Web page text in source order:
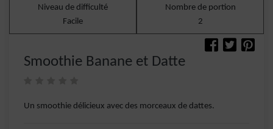
Niveau de difficulté
Facile
Nombre de portion
2
Smoothie Banane et Datte
Un smoothie délicieux avec des morceaux de dattes.